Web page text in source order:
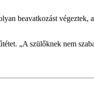
beavatkozást végeztek,
„A szülőknek nem